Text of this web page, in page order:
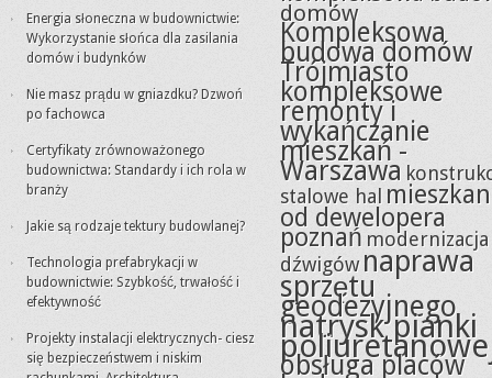
Energia słoneczna w budownictwie:
Wykorzystanie słońca dla zasilania
domów i budynków
Nie masz prądu w gniazdku? Dzwoń
po fachowca
Certyfikaty zrównoważonego
budownictwa: Standardy i ich rola w
branży
Jakie są rodzaje tektury budowlanej?
Technologia prefabrykacji w
budownictwie: Szybkość, trwałość i
efektywność
Projekty instalacji elektrycznych- ciesz
się bezpieczeństwem i niskim
domów
Kompleksowa
budowa domów
Trójmiasto
kompleksowe
remonty i
wykańczanie
mieszkań -
Warszawa
stalowe hal
od dewelopera
poznań modernizacja
dźwigów naprawa
sprzętu
geodezyjnego
natrysk pianki
obsługa placów